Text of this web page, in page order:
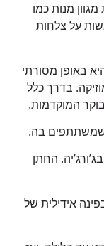
מנות כמו
על צלחות
באופן מסורתי
בדרך כלל
המוקדמות.
בה.
החתן
אידילית של